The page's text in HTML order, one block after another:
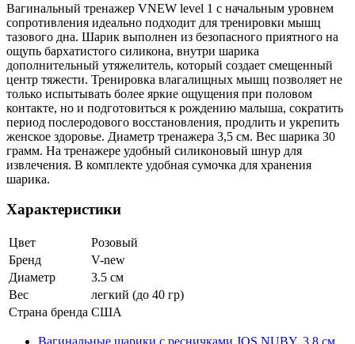
Вагинальный тренажер VNEW level 1 с начальным уровнем
сопротивления идеально подходит для тренировки мышц
тазового дна. Шарик выполнен из безопасного приятного на
ощупь бархатистого силикона, внутри шарика
дополнительный утяжелитель, который создает смещенный
центр тяжести. Тренировка влагалищных мышц позволяет не
только испытывать более яркие ощущения при половом
контакте, но и подготовиться к рождению малыша, сократить
период послеродового восстановления, продлить и укрепить
женское здоровье. Диаметр тренажера 3,5 см. Вес шарика 30
грамм. На тренажере удобный силиконовый шнур для
извлечения. В комплекте удобная сумочка для хранения
шарика.
Характеристики
Цвет
Розовый
Бренд
V-new
Диаметр
3.5 см
Вес
легкий (до 40 гр)
Страна бренда США
Вагинальные шарики с ресничками JOS NUBY, 3,8 см